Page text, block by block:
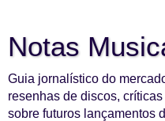
Notas
Guia jornalístico do
resenhas de discos,
sobre futuros lançamentos